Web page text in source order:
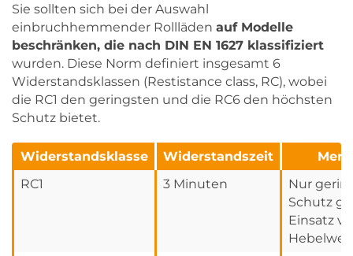
Sie sollten sich bei der Auswahl
einbruchhemmender Rollläden auf Modelle
beschränken, die nach DIN EN 1627 klassifiziert
wurden. Diese Norm definiert insgesamt 6
Widerstandsklassen (Restistance class, RC), wobei
die RC1 den geringsten und die RC6 den höchsten
Schutz bietet.
Widerstandsklasse Widerstandszeit
RC1
3 Minuten
Nur
Schutz
Einsatz